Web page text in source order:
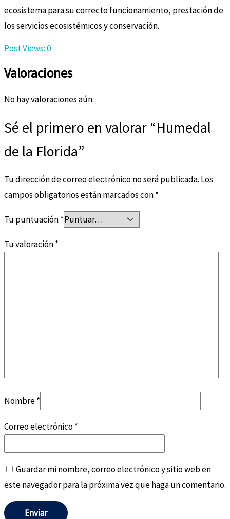
ecosistema para su correcto funcionamiento, prestación de
los servicios ecosistémicos y conservación.
Post Views:0
Valoraciones
No hay valoraciones aún.
Sé el primero en valorar “Humedal
de la Florida”
Tu dirección de correo electrónico no será publicada. Los
campos obligatorios están marcados con*
Tu puntuación*
Tu valoración*
Nombre*
Correo electrónico*
Guardar mi nombre, correo electrónico y sitio web en
este navegador para la próxima vez que haga un comentario.